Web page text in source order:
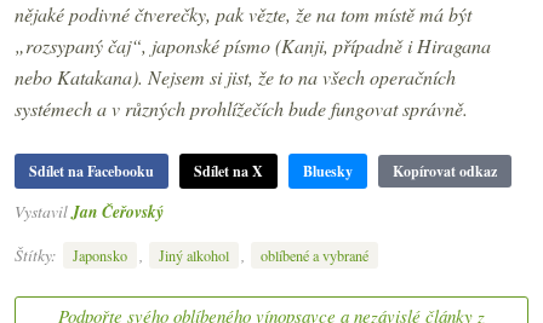
nějaké podivné čtverečky, pak vězte, že na tom místě má být
„rozsypaný čaj“, japonské písmo (Kanji, případně i Hiragana
nebo Katakana). Nejsem si jist, že to na všech operačních
systémech a v různých prohlížečích bude fungovat správně.
Sdílet na Facebooku Sdílet na X Bluesky Kopírovat odkaz
Vystavil Jan Čeřovský
Štítky:
Japonsko , Jiný alkohol , oblíbené a vybrané
Podpořte svého oblíbeného vínopsavce a nezávislé články z